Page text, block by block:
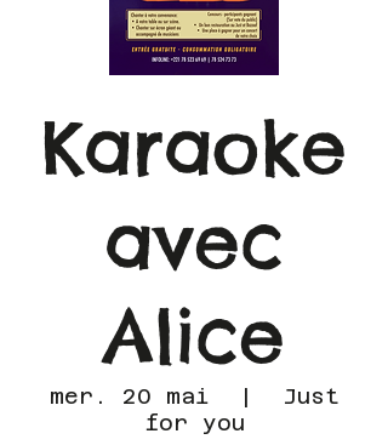
Karaoke
avec
Alice
mer. 20 mai
  |
Just
for you